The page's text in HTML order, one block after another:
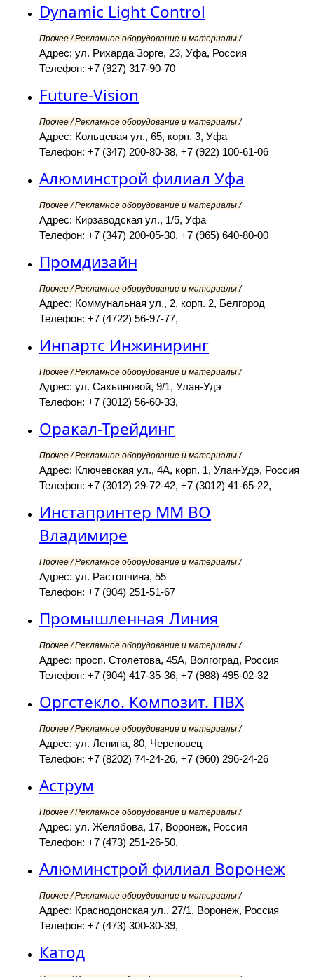
Dynamic Light Control
Прочее / Рекламное оборудование и материалы /
Адрес: ул. Рихарда Зорге, 23, Уфа, Россия
Телефон: +7 (927) 317-90-70
Future-Vision
Прочее / Рекламное оборудование и материалы /
Адрес: Кольцевая ул., 65, корп. 3, Уфа
Телефон: +7 (347) 200-80-38, +7 (922) 100-61-06
Алюминстрой филиал Уфа
Прочее / Рекламное оборудование и материалы /
Адрес: Кирзаводская ул., 1/5, Уфа
Телефон: +7 (347) 200-05-30, +7 (965) 640-80-00
Промдизайн
Прочее / Рекламное оборудование и материалы /
Адрес: Коммунальная ул., 2, корп. 2, Белгород
Телефон: +7 (4722) 56-97-77,
Инпартс Инжиниринг
Прочее / Рекламное оборудование и материалы /
Адрес: ул. Сахьяновой, 9/1, Улан-Удэ
Телефон: +7 (3012) 56-60-33,
Оракал-Трейдинг
Прочее / Рекламное оборудование и материалы /
Адрес: Ключевская ул., 4А, корп. 1, Улан-Удэ, Россия
Телефон: +7 (3012) 29-72-42, +7 (3012) 41-65-22,
Инстапринтер ММ ВО
Владимире
Прочее / Рекламное оборудование и материалы /
Адрес: ул. Растопчина, 55
Телефон: +7 (904) 251-51-67
Промышленная Линия
Прочее / Рекламное оборудование и материалы /
Адрес: просп. Столетова, 45А, Волгоград, Россия
Телефон: +7 (904) 417-35-36, +7 (988) 495-02-32
Оргстекло. Композит. ПВХ
Прочее / Рекламное оборудование и материалы /
Адрес: ул. Ленина, 80, Череповец
Телефон: +7 (8202) 74-24-26, +7 (960) 296-24-26
Аструм
Прочее / Рекламное оборудование и материалы /
Адрес: ул. Желябова, 17, Воронеж, Россия
Телефон: +7 (473) 251-26-50,
Алюминстрой филиал Воронеж
Прочее / Рекламное оборудование и материалы /
Адрес: Краснодонская ул., 27/1, Воронеж, Россия
Телефон: +7 (473) 300-30-39,
Катод